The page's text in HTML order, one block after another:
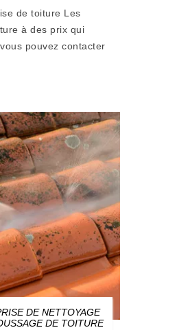
de toiture Les
à des prix qui
pouvez contacter
DE NETTOYAGE
DE TOITURE